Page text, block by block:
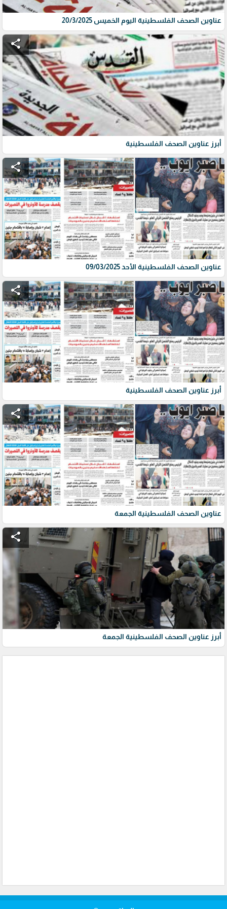
عناوين الصحف الفلسطينية اليوم الخميس 20/3/2025
share
أبرز عناوين الصحف الفلسطينية
share
عناوين الصحف الفلسطينية الأحد 09/03/2025
share
أبرز عناوين الصحف الفلسطينية
share
عناوين الصحف الفلسطينية الجمعة
share
أبرز عناوين الصحف الفلسطينية الجمعة